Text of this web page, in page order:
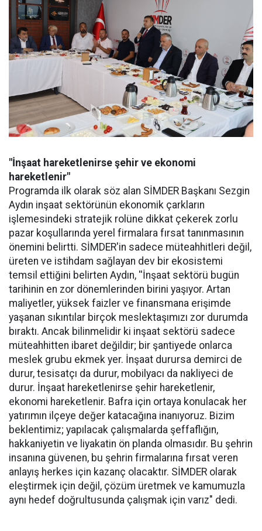
"İnşaat hareketlenirse şehir ve ekonomi
hareketlenir"
Programda ilk olarak söz alan SİMDER Başkanı Sezgin
Aydın inşaat sektörünün ekonomik çarkların
işlemesindeki stratejik rolüne dikkat çekerek zorlu
pazar koşullarında yerel firmalara fırsat tanınmasının
önemini belirtti. SİMDER'in sadece müteahhitleri değil,
üreten ve istihdam sağlayan dev bir ekosistemi
temsil ettiğini belirten Aydın, ''İnşaat sektörü bugün
tarihinin en zor dönemlerinden birini yaşıyor. Artan
maliyetler, yüksek faizler ve finansmana erişimde
yaşanan sıkıntılar birçok meslektaşımızı zor durumda
bıraktı. Ancak bilinmelidir ki inşaat sektörü sadece
müteahhitten ibaret değildir; bir şantiyede onlarca
meslek grubu ekmek yer. İnşaat durursa demirci de
durur, tesisatçı da durur, mobilyacı da nakliyeci de
durur. İnşaat hareketlenirse şehir hareketlenir,
ekonomi hareketlenir. Bafra için ortaya konulacak her
yatırımın ilçeye değer katacağına inanıyoruz. Bizim
beklentimiz; yapılacak çalışmalarda şeffaflığın,
hakkaniyetin ve liyakatin ön planda olmasıdır. Bu şehrin
insanına güvenen, bu şehrin firmalarına fırsat veren
anlayış herkes için kazanç olacaktır. SİMDER olarak
eleştirmek için değil, çözüm üretmek ve kamumuzla
aynı hedef doğrultusunda çalışmak için varız" dedi.